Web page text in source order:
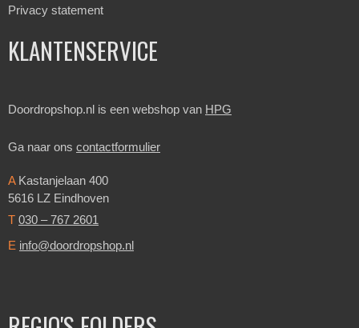
Privacy statement
KLANTENSERVICE
Doordropshop.nl is een webshop van HPG
Ga naar ons contactformulier
AKastanjelaan 400
5616 LZ Eindhoven
T 030 – 767 2601
E info@doordropshop.nl